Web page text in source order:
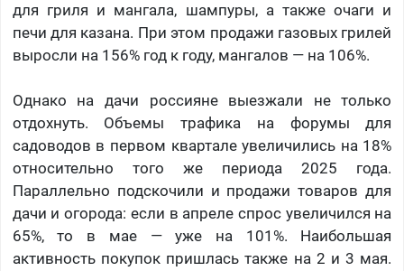
для гриля и мангала, шампуры, а также очаги и
печи для казана. При этом продажи газовых грилей
выросли на 156% год к году, мангалов — на 106%.
Однако на дачи россияне выезжали не только
отдохнуть. Объемы трафика на форумы для
садоводов в первом квартале увеличились на 18%
относительно того же периода 2025 года.
Параллельно подскочили и продажи товаров для
дачи и огорода: если в апреле спрос увеличился на
65%, то в мае — уже на 101%. Наибольшая
активность покупок пришлась также на 2 и 3 мая.